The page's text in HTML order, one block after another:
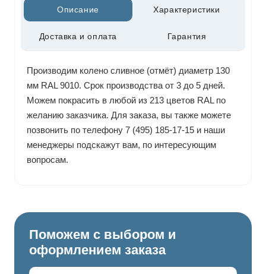
Описание Характеристики
Доставка и оплата Гарантия
Производим колено сливное (отмёт) диаметр 130
мм RAL 9010. Срок производства от 3 до 5 дней.
Можем покрасить в любой из 213 цветов RAL по
желанию заказчика. Для заказа, вы также можете
позвонить по телефону 7 (495) 185-17-15 и наши
менеджеры подскажут вам, по интересующим
вопросам.
Поможем с выбором и
оформлением заказа